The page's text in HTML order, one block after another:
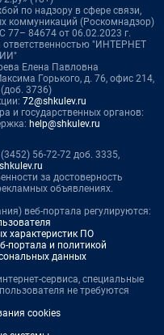
по надзору в сфере связи,
коммуникаций (Роскомнадзор)
84674 от 06.02.2023 г.
ответственностью "ИНТЕРНЕТ
Елена Павловна
Горького, д. 76, офис 214,
3736)
72@shkulev.ru
и государственных органов:
help@shkulev.ru
56-72-72 доб. 3335,
за достоверность
объявлениях.
веб-портала регулируются:
характеристик ПО
портала и политикой
данных
сервиса, специальные
не требуются
cookies